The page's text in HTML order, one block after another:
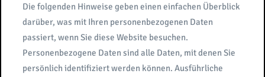
Die folgenden Hinweise geben einen einfachen Überblick
darüber, was mit Ihren personenbezogenen Daten
passiert, wenn Sie diese Website besuchen.
Personenbezogene Daten sind alle Daten, mit denen Sie
persönlich identifiziert werden können. Ausführliche